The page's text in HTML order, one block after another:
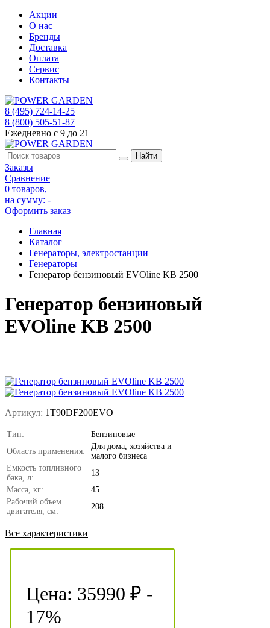
Акции
О нас
Бренды
Доставка
Оплата
Сервис
Контакты
8 (495) 724-14-25
8 (800) 505-51-87
Ежедневно с 9 до 21
Заказы
Сравнение
0 товаров,
на сумму: -
Оформить заказ
Главная
Каталог
Генераторы, электростанции
Генераторы
Генератор бензиновый EVOline KB 2500
Генератор бензиновый
EVOline KB 2500
Артикул: 1T90DF200EVO
Тип:
Бензиновые
Область применения:
Для дома, хозяйства и
малого бизнеса
Емкость топливного
бака, л:
13
Масса, кг:
45
Рабочий объем
двигателя, см:
208
Все характеристики
Цена: 35990 ₽ -
17%